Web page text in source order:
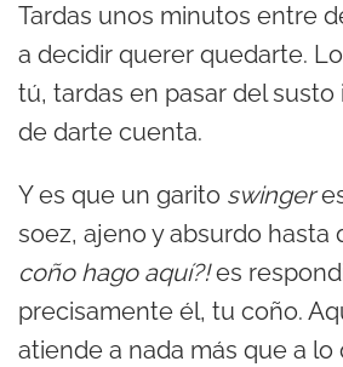
t
o
r
d
e
a
u
d
i
Tardas unos minutos entre
a decidir querer quedarte.
tú, tardas en pasar del susto
de darte cuenta.
Y es que un garito swinger
soez, ajeno y absurdo hasta
coño hago aquí?!es
precisamente él, tu coño.
atiende a nada más que a lo